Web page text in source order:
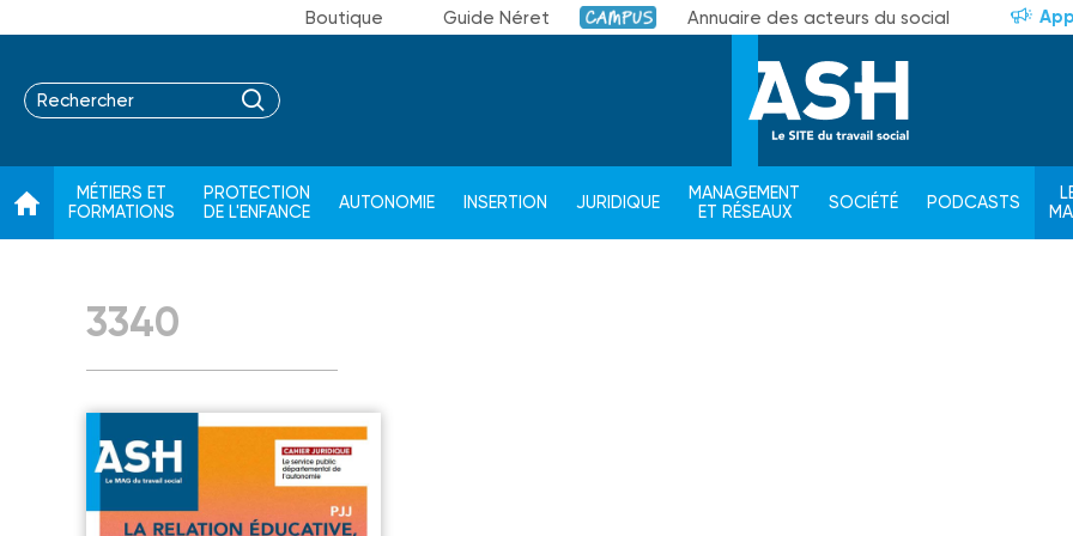
Boutique Guide Néret Campus Annuaire des acteurs du social
MÉTIERS ET
FORMATIONS
PROTECTION
DE L'ENFANCE
AUTONOMIE INSERTION JURIDIQUE
MANAGEMENT
ET RÉSEAUX
SOCIÉTÉ PODCASTS
3340